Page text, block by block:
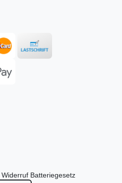
Widerruf Batteriegesetz